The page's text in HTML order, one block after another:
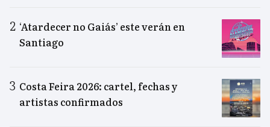
‘Atardecer no Gaiás’ este verán en
Santiago
Costa Feira 2026: cartel, fechas y
artistas confirmados